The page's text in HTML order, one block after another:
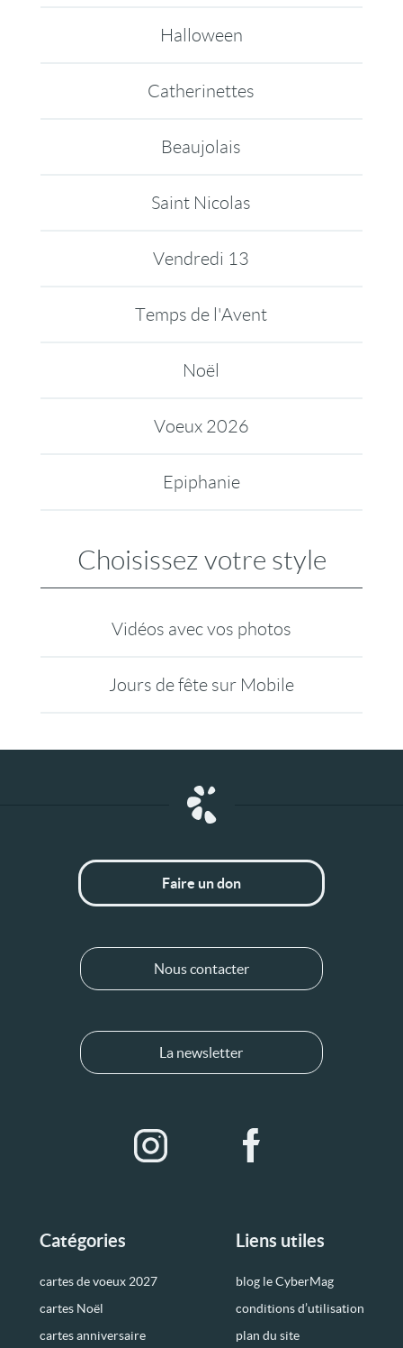
Halloween
Catherinettes
Beaujolais
Saint Nicolas
Vendredi 13
Temps de l'Avent
Noël
Voeux 2026
Epiphanie
Choisissez votre style
Vidéos avec vos photos
Jours de fête sur Mobile
Catégories
cartes de voeux 2027
cartes Noël
cartes anniversaire
Liens utiles
blog le CyberMag
conditions d’utilisation
plan du site
Faire un don
Nous contacter
La newsletter